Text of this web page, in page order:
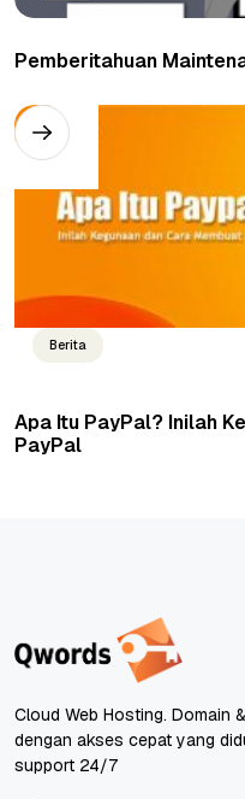
Pemberitahuan
Berita
Apa Itu PayPal? Inilah
PayPal
Cloud Web Hosting. Domain
dengan akses cepat yang
support 24/7